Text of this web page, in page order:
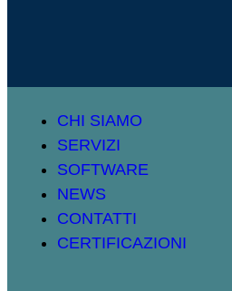
CHI SIAMO
SERVIZI
SOFTWARE
NEWS
CONTATTI
CERTIFICAZIONI